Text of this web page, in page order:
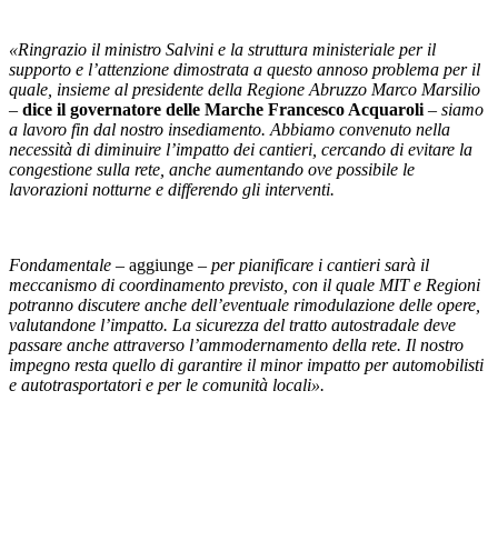
«Ringrazio il ministro Salvini e la struttura ministeriale per il
supporto e l’attenzione dimostrata a questo annoso problema per il
quale, insieme al presidente della Regione Abruzzo Marco Marsilio
– dice il governatore delle Marche Francesco Acquaroli – siamo
a lavoro fin dal nostro insediamento. Abbiamo convenuto nella
necessità di diminuire l’impatto dei cantieri, cercando di evitare la
congestione sulla rete, anche aumentando ove possibile le
lavorazioni notturne e differendo gli interventi.
Fondamentale – aggiunge – per pianificare i cantieri sarà il
meccanismo di coordinamento previsto, con il quale MIT e Regioni
potranno discutere anche dell’eventuale rimodulazione delle opere,
valutandone l’impatto. La sicurezza del tratto autostradale deve
passare anche attraverso l’ammodernamento della rete. Il nostro
impegno resta quello di garantire il minor impatto per automobilisti
e autotrasportatori e per le comunità locali».